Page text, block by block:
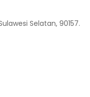
Selatan, 90157.